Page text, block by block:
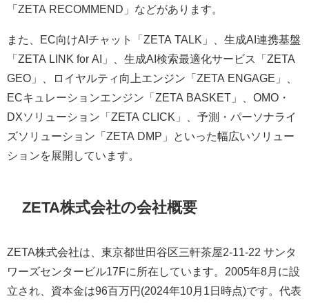
「ZETA RECOMMEND」などがあります。
また、EC向けAIチャット「ZETA TALK」、生成AI連携基盤
「ZETA LINK for AI」、生成AI検索最適化サービス「ZETA
GEO」、ロイヤルティ向上エンジン「ZETA ENGAGE」、
ECキュレーションエンジン「ZETA BASKET」、OMO・
DXソリューション「ZETA CLICK」、予測・パーソナライ
ズソリューション「ZETA DMP」といった幅広いソリュー
ションを展開しています。
ZETA株式会社の会社概要
ZETA株式会社は、東京都世田谷区三軒茶屋2-11-22 サンタ
ワーズセンタービル17Fに所在しています。2005年8月に設
立され、資本金は96百万円(2024年10月1日時点)です。代表